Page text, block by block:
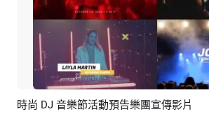
預覽 AI剪同款
時尚 DJ 音樂節活動預告樂團宣傳影片